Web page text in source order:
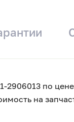
2906013 по
на